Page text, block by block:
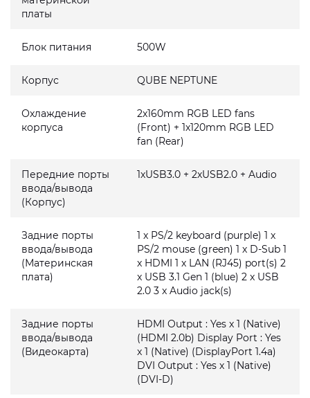
платы
Блок питания 500W
Корпус QUBE NEPTUNE
Охлаждение
корпуса
2x160mm RGB LED fans
(Front) + 1x120mm RGB LED
fan (Rear)
Передние порты
ввода/вывода
(Корпус)
1xUSB3.0 + 2xUSB2.0 + Audio
Задние порты
ввода/вывода
(Материнская
плата)
1 x PS/2 keyboard (purple) 1 x
PS/2 mouse (green) 1 x D-Sub 1
x HDMI 1 x LAN (RJ45) port(s) 2
x USB 3.1 Gen 1 (blue) 2 x USB
2.0 3 x Audio jack(s)
Задние порты
ввода/вывода
(Видеокарта)
HDMI Output : Yes x 1 (Native)
(HDMI 2.0b) Display Port : Yes
x 1 (Native) (DisplayPort 1.4a)
DVI Output : Yes x 1 (Native)
(DVI-D)